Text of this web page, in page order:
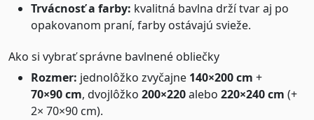
Trvácnosť a farby: kvalitná bavlna drží tvar aj po
opakovanom praní, farby ostávajú svieže.
Ako si vybrať správne bavlnené obliečky
Rozmer: jednolôžko zvyčajne 140×200 cm +
70×90 cm, dvojlôžko 200×220alebo 220×240 cm (+
2× 70×90 cm).